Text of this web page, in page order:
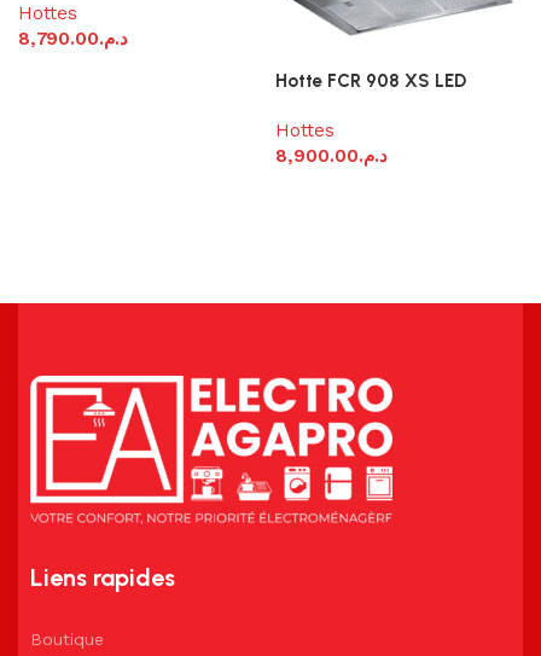
Hottes
د.م.8,790.00
Hotte FCR 908 XS LED
Hottes
د.م.8,900.00
Liens rapides
Boutique